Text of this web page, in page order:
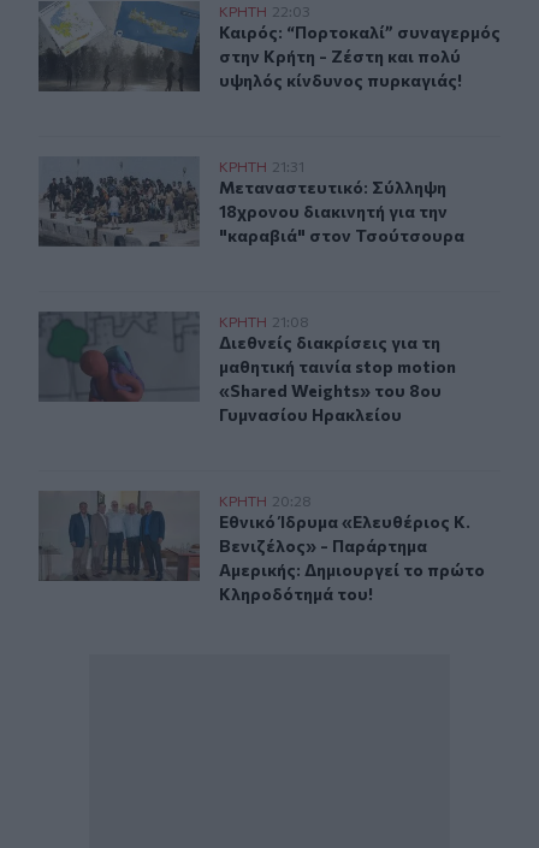
Καιρός: “Πορτοκαλί” συναγερμός στην Κρήτη - Ζέστη
ΚΡΗΤΗ 22:03
Καιρός: “Πορτοκαλί” συναγερμός
Καιρός: “Πορτοκαλί” συναγερμός
στην Κρήτη - Ζέστη και πολύ
υψηλός κίνδυνος πυρκαγιάς!
Μεταναστευτικό: Σύλληψη 18χρονου διακινητή για
ΚΡΗΤΗ 21:31
Μεταναστευτικό: Σύλληψη
Μεταναστευτικό: Σύλληψη
18χρονου διακινητή για την
"καραβιά" στον Τσούτσουρα
Διεθνείς διακρίσεις για τη μαθητική ταινία stop
ΚΡΗΤΗ 21:08
Διεθνείς διακρίσεις για τη
Διεθνείς διακρίσεις για τη
μαθητική ταινία stop motion
«Shared Weights» του 8ου
Γυμνασίου Ηρακλείου
Εθνικό Ίδρυμα «Ελευθέριος Κ. Βενιζέλος» -
ΚΡΗΤΗ 20:28
Εθνικό Ίδρυμα «Ελευθέριος Κ.
Εθνικό Ίδρυμα «Ελευθέριος Κ.
Βενιζέλος» - Παράρτημα
Αμερικής: Δημιουργεί το πρώτο
Κληροδότημά του!